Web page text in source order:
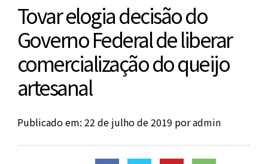
Tovar elogia decisão do
Governo Federal de liberar
comercialização do queijo
artesanal
Publicado em: 22 de julho de 2019 poradmin